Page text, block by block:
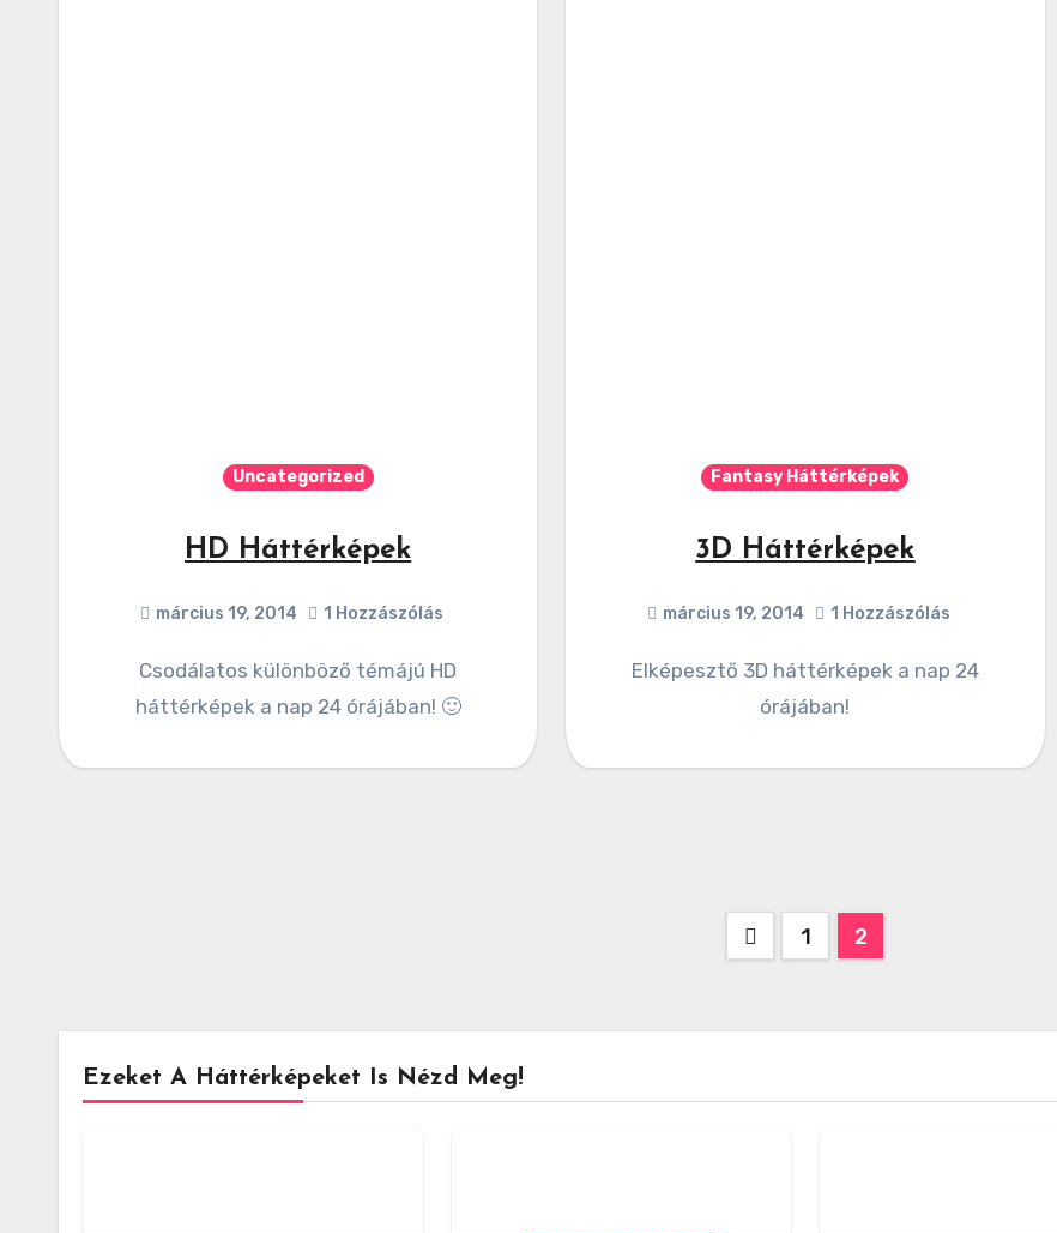
Uncategorized
HD Háttérképek
március 19, 2014 1 Hozzászólás
Csodálatos különböző témájú HD
háttérképek a nap 24 órájában! 🙂
Fantasy Háttérképek
3D Háttérképek
március 19, 2014 1 Hozzászólás
Elképesztő 3D háttérképek a nap 24
órájában!
Bejegyzés
1 2
Ezeket A Háttérképeket Is Nézd Meg!